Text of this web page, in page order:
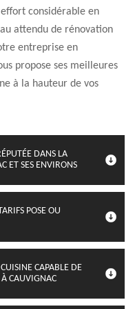
considérable en
attendu de rénovation
entreprise en
propose ses meilleures
à la hauteur de vos
DANS LA
ET SES ENVIRONS
POSE OU
CAPABLE DE
CAUVIGNAC